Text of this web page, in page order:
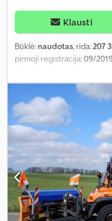
Klausti
Būklė: naudotas, rida:207
pirmoji registracija:09/
automatinis, Įranga:oro